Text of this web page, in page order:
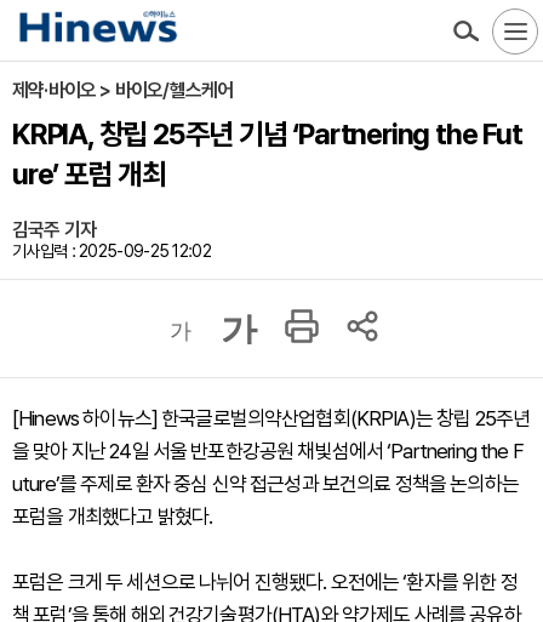
제약·바이오 > 바이오/헬스케어
KRPIA, 창립 25주년 기념 ‘Partnering the Fut
ure’ 포럼 개최
김국주 기자
기사입력 : 2025-09-25 12:02
가 가
[Hinews 하이뉴스] 한국글로벌의약산업협회(KRPIA)는 창립 25주년
을 맞아 지난 24일 서울 반포한강공원 채빛섬에서 ‘Partnering the F
uture’를 주제로 환자 중심 신약 접근성과 보건의료 정책을 논의하는
포럼을 개최했다고 밝혔다.
포럼은 크게 두 세션으로 나뉘어 진행됐다. 오전에는 ‘환자를 위한 정
책 포럼’을 통해 해외 건강기술평가(HTA)와 약가제도 사례를 공유하